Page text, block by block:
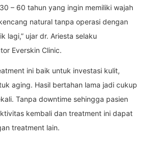
– 60 tahun yang ingin memiliki wajah
natural tanpa operasi dengan
lagi,” ujar dr. Ariesta selaku
Everskin Clinic.
ini baik untuk investasi kulit,
aging. Hasil bertahan lama jadi cukup
Tanpa downtime sehingga pasien
kembali dan treatment ini dapat
treatment lain.